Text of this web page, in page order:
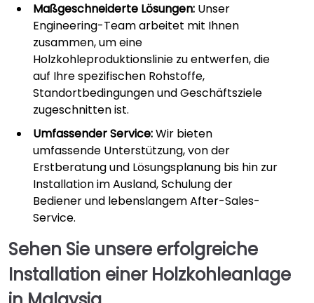
Maßgeschneiderte Lösungen: Unser
Engineering-Team arbeitet mit Ihnen
zusammen, um eine
Holzkohleproduktionslinie zu entwerfen, die
auf Ihre spezifischen Rohstoffe,
Standortbedingungen und Geschäftsziele
zugeschnitten ist.
Umfassender Service:Wir bieten
umfassende Unterstützung, von der
Erstberatung und Lösungsplanung bis hin zur
Installation im Ausland, Schulung der
Bediener und lebenslangem After-Sales-
Service.
Sehen Sie unsere erfolgreiche
Installation einer Holzkohleanlage